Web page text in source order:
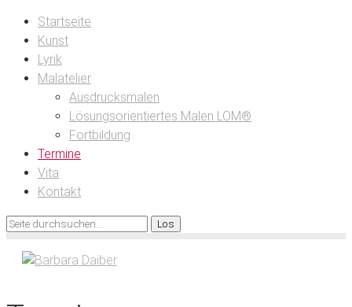
Startseite
Kunst
Lyrik
Malatelier
Ausdrucksmalen
Lösungsorientiertes Malen LOM®
Fortbildung
Termine
Vita
Kontakt